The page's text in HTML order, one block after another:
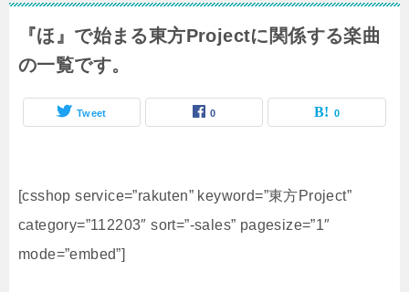
『ほ』で始まる東方Projectに関係する楽曲
の一覧です。
Tweet 0 0
[csshop service=”rakuten” keyword=”東方Project”
category=”112203″ sort=”-sales” pagesize=”1″
mode=”embed”]